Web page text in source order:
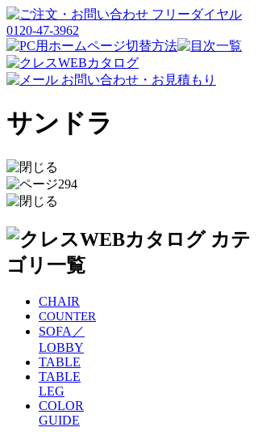
サンドラ
CHAIR
COUNTER
SOFA／
LOBBY
TABLE
TABLE
LEG
COLOR
GUIDE